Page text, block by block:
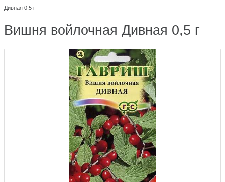
Дивная 0,5 г
Вишня войлочная Дивная 0,5 г